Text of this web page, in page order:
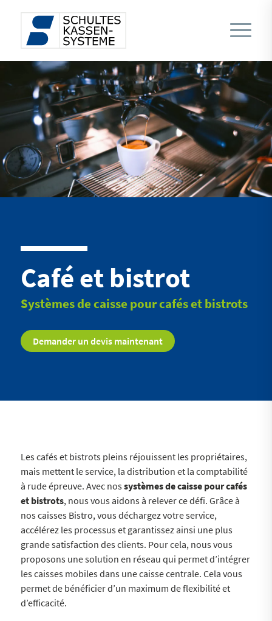
Café et bistrot
Systèmes de caisse pour cafés et bistrots
Demander un devis maintenant
Les cafés et bistrots pleins réjouissent les propriétaires,
mais mettent le service, la distribution et la comptabilité
à rude épreuve. Avec nossystèmes de caisse pour cafés
et bistrots, nous vous aidons à relever ce défi. Grâce à
nos caisses Bistro, vous déchargez votre service,
accélérez les processus et garantissez ainsi une plus
grande satisfaction des clients. Pour cela, nous vous
proposons une solution en réseau qui permet d’intégrer
les caisses mobiles dans une caisse centrale. Cela vous
permet de bénéficier d’un maximum de flexibilité et
d’efficacité.